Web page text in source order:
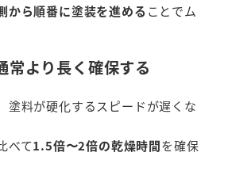
から順番に塗装を進める ことでム
常より長く確保する
塗料が硬化するスピードが遅くな
べて1.5倍〜2倍の乾燥時間を確保